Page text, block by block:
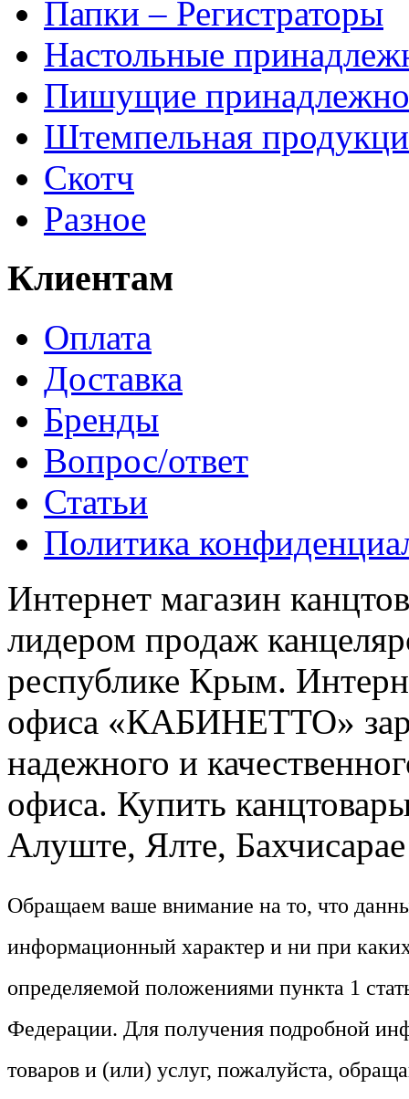
Папки – Регистраторы
Настольные
Пишущие
Штемпельная
Скотч
Разное
Клиентам
Оплата
Доставка
Бренды
Вопрос/ответ
Статьи
Политика
Интернет магазин
лидером продаж
республике Крым.
офиса «КАБИНЕТТО»
надежного и
офиса. Купить
Алуште, Ялте,
Обращаем ваше внимание на то, что
информационный характер и ни при
определяемой положениями пункта 1
Федерации. Для получения подробной
товаров и (или) услуг, пожалуйста,